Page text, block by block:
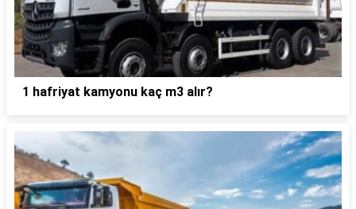
1 hafriyat kamyonu kaç m3 alır?